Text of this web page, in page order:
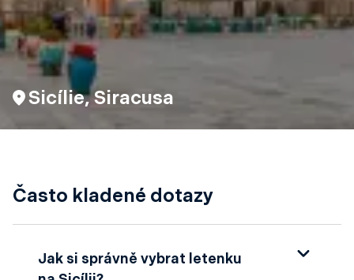
Sicílie, Siracusa
Často kladené dotazy
Jak si správně vybrat letenku